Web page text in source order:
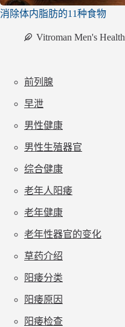
消除体内脂肪的11种食物
Vitroman Men's Health
前列腺
早泄
男性健康
男性生殖器官
综合健康
老年人阳痿
老年健康
老年性器官的变化
草药介绍
阳痿分类
阳痿原因
阳痿检查